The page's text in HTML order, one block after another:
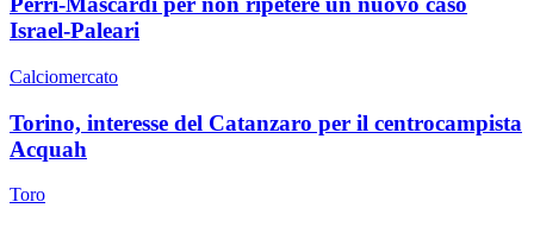
Israel-Paleari
Calciomercato
Torino, interesse del Catanzaro per il centrocampista
Acquah
Toro